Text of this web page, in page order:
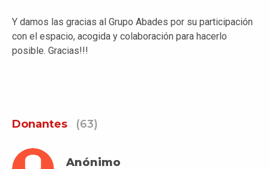
Y damos las gracias al Grupo Abades por su participación
con el espacio, acogida y colaboración para hacerlo
posible. Gracias!!!
Donantes (63)
Anónimo